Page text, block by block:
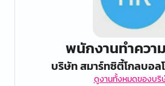
พนักงานทำควา
บริษัท สมาร์ทซิตี้โกลบอล
ดูงานทั้งหมดของบริ